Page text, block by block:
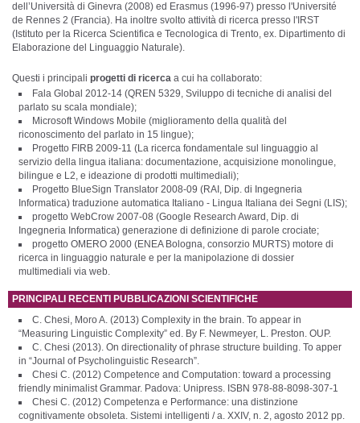
dell’Università di Ginevra (2008) ed Erasmus (1996-97) presso l'Université
de Rennes 2 (Francia). Ha inoltre svolto attività di ricerca presso l'IRST
(Istituto per la Ricerca Scientifica e Tecnologica di Trento, ex. Dipartimento di
Elaborazione del Linguaggio Naturale).
Questi i principali progetti di ricerca a cui ha collaborato:
Fala Global 2012-14 (QREN 5329, Sviluppo di tecniche di analisi del
parlato su scala mondiale);
Microsoft Windows Mobile (miglioramento della qualità del
riconoscimento del parlato in 15 lingue);
Progetto FIRB 2009-11 (La ricerca fondamentale sul linguaggio al
servizio della lingua italiana: documentazione, acquisizione monolingue,
bilingue e L2, e ideazione di prodotti multimediali);
Progetto BlueSign Translator 2008-09 (RAI, Dip. di Ingegneria
Informatica) traduzione automatica Italiano - Lingua Italiana dei Segni (LIS);
progetto WebCrow 2007-08 (Google Research Award, Dip. di
Ingegneria Informatica) generazione di definizione di parole crociate;
progetto OMERO 2000 (ENEA Bologna, consorzio MURTS) motore di
ricerca in linguaggio naturale e per la manipolazione di dossier
multimediali via web.
PRINCIPALI RECENTI PUBBLICAZIONI SCIENTIFICHE
C. Chesi, Moro A. (2013) Complexity in the brain. To appear in
“Measuring Linguistic Complexity” ed. By F. Newmeyer, L. Preston. OUP.
C. Chesi (2013). On directionality of phrase structure building. To apper
in “Journal of Psycholinguistic Research”.
Chesi C. (2012) Competence and Computation: toward a processing
friendly minimalist Grammar. Padova: Unipress. ISBN 978-88-8098-307-1
Chesi C. (2012) Competenza e Performance: una distinzione
cognitivamente obsoleta. Sistemi intelligenti / a. XXIV, n. 2, agosto 2012 pp.